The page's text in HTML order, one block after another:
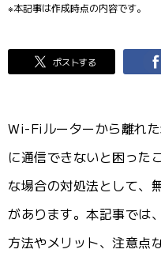
※本記事は作成時点の内容です。
ポストする
Wi-Fiルーターから離れ
に通信できないと困った
な場合の対処法として、
があります。本記事では
方法やメリット、注意点